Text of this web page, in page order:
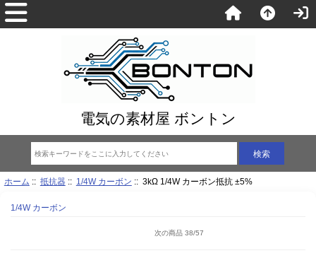
電気の素材屋 ボントン
ホーム :: 抵抗器:: 1/4W カーボン :: 3kΩ 1/4W カーボン抵抗 ±5%
1/4W カーボン
次の商品 38/57